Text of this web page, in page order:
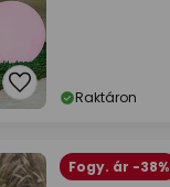
Raktáron
Fogy. ár -38%